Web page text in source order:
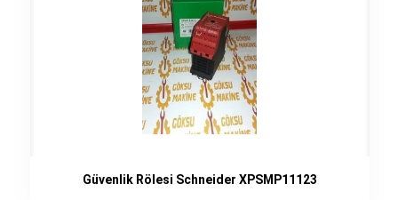
Güvenlik Rölesi Schneider XPSMP11123